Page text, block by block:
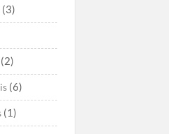
(3)
(6)
(1)